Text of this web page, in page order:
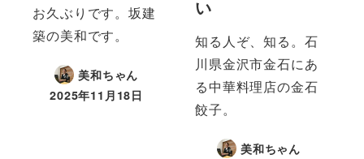
お久ぶりです。坂建
築の美和です。
美和ちゃん
2025年11月18日
い
知る人ぞ、知る。石
川県金沢市金石にあ
る中華料理店の金石
餃子。
美和ちゃん